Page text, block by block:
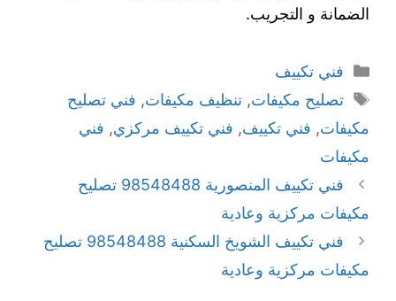
الضمانة و التجريب.
فني تكييف
تصليح مكيفات, تنظيف مكيفات, فني تصليح
مكيفات, فني تكييف, فني تكييف مركزي, فني
مكيفات
فني تكييف المنصورية 98548488 تصليح
مكيفات مركزية وعادية
فني تكييف الشويخ السكنية 98548488 تصليح
مكيفات مركزية وعادية